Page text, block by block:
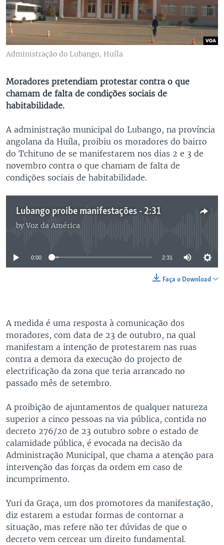
Administração do Lubango, Huíla
Moradores pretendiam protestar contra o que
chamam de falta de condições sociais de
habitabilidade.
A administração municipal do Lubango, na província
angolana da Huíla, proibiu os moradores do bairro
do Tchituno de se manifestarem nos dias 2 e 3 de
novembro contra o que chamam de falta de
condições sociais de habitabilidade.
Lubango proibe manifestações - 2:31
byVoz da América
No media source currently available
0:00 2:31
Faça o Download
A medida é uma resposta à comunicação dos
moradores, com data de 23 de outubro, na qual
manifestam a intenção de protestarem nas ruas
contra a demora da execução do projecto de
electrificação da zona que teria arrancado no
passado mês de setembro.
A proibição de ajuntamentos de qualquer natureza
superior a cinco pessoas na via pública, contida no
decreto 276/20 de 23 outubro sobre o estado de
calamidade pública, é evocada na decisão da
Administração Municipal, que chama a atenção para
intervenção das forças da ordem em caso de
incumprimento.
Yuri da Graça, um dos promotores da manifestação,
diz estarem a estudar formas de contornar a
situação, mas refere não ter dúvidas de que o
decreto vem cercear um direito fundamental.